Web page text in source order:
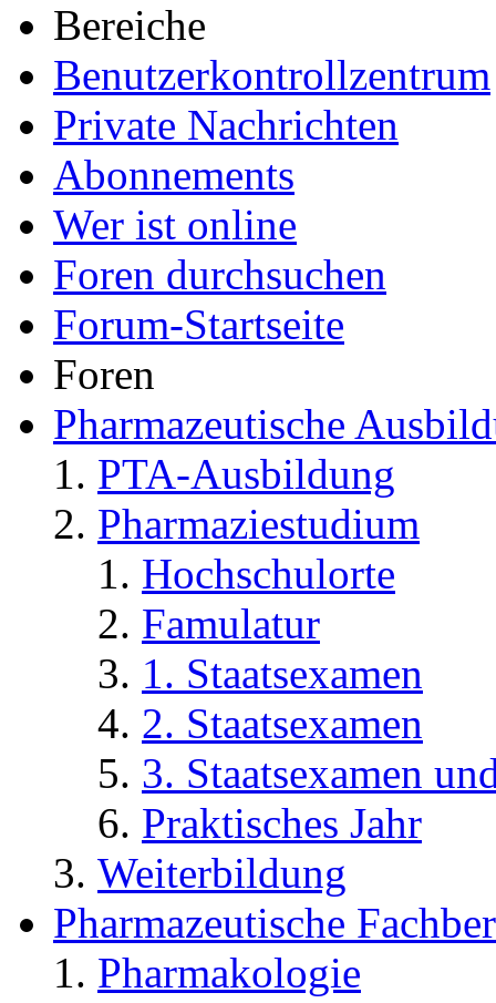
Bereiche
Benutzerkontrollzentrum
Private Nachrichten
Abonnements
Wer ist online
Foren durchsuchen
Forum-Startseite
Foren
Pharmazeutische
PTA-Ausbildung
Pharmaziestudium
Hochschulorte
Famulatur
1. Staatsexamen
2. Staatsexamen
3. Staatsexamen
Praktisches Jahr
Weiterbildung
Pharmazeutische
Pharmakologie